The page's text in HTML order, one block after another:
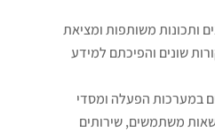
ותכונות משותפות ומציאת
שונים והפיכתם למידע
במערכות הפעלה ומסדי
משתמשים, שירותים